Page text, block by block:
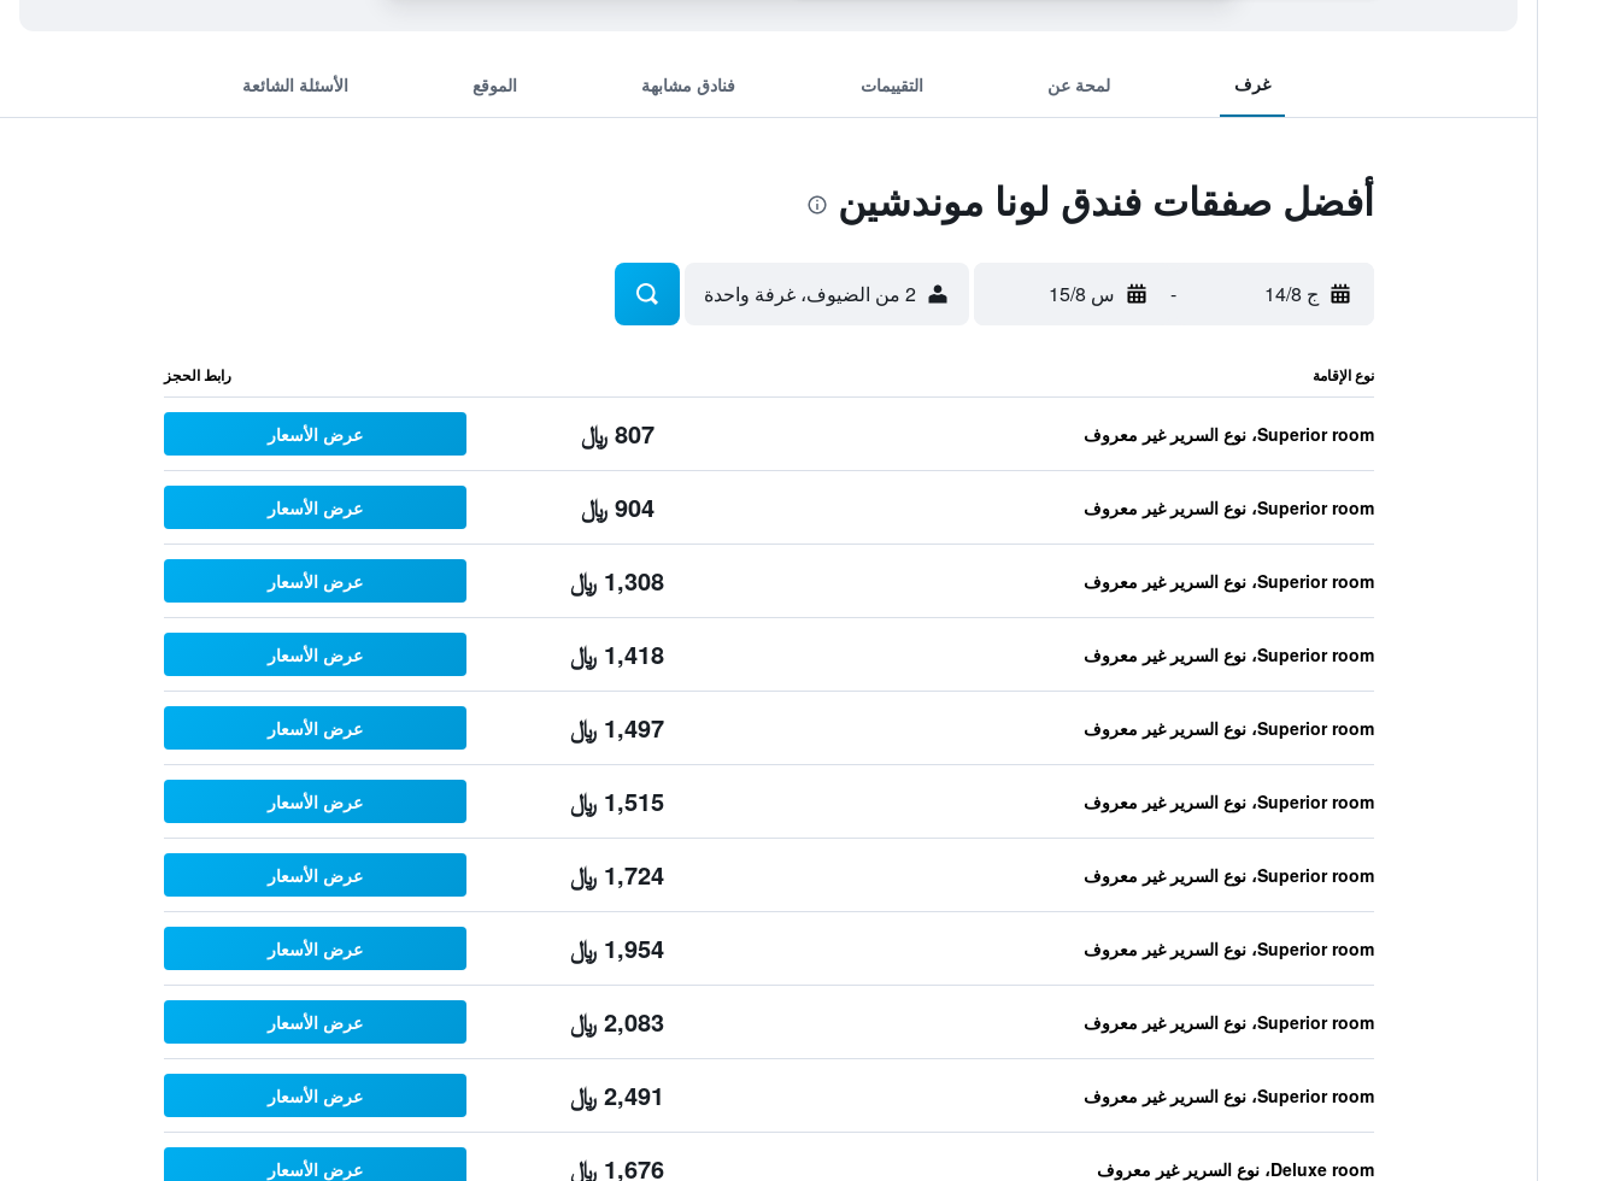
غرف لمحة عن التقييمات فنادق مشابهة الموقع الأسئلة الشائعة
أفضل صفقات فندق لونا موندشين
ج 14/8 - س 15/8 2 من الضيوف، غرفة واحدة
نوع الإقامة رابط الحجز
Superior room، نوع السرير غير معروف 807 ﷼ عرض الأسعار
Superior room، نوع السرير غير معروف 904 ﷼ عرض الأسعار
Superior room، نوع السرير غير معروف 1,308 ﷼ عرض الأسعار
Superior room، نوع السرير غير معروف 1,418 ﷼ عرض الأسعار
Superior room، نوع السرير غير معروف 1,497 ﷼ عرض الأسعار
Superior room، نوع السرير غير معروف 1,515 ﷼ عرض الأسعار
Superior room، نوع السرير غير معروف 1,724 ﷼ عرض الأسعار
Superior room، نوع السرير غير معروف 1,954 ﷼ عرض الأسعار
Superior room، نوع السرير غير معروف 2,083 ﷼ عرض الأسعار
Superior room، نوع السرير غير معروف 2,491 ﷼ عرض الأسعار
Deluxe room، نوع السرير غير معروف 1,676 ﷼ عرض الأسعار